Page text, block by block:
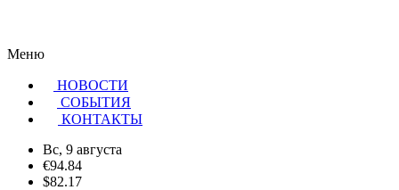
Меню
НОВОСТИ
CОБЫТИЯ
КОНТАКТЫ
Вс, 9 августа
€94.84
$82.17